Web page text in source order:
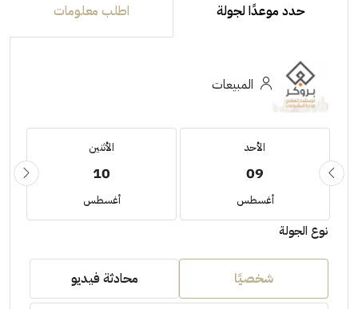
حدد موعدًا لجولة اطلب معلومات
المبيعات
الأحد
09
أغسطس
الأثنين
10
أغسطس
نوع الجولة
شخصيًا محادثة فيديو